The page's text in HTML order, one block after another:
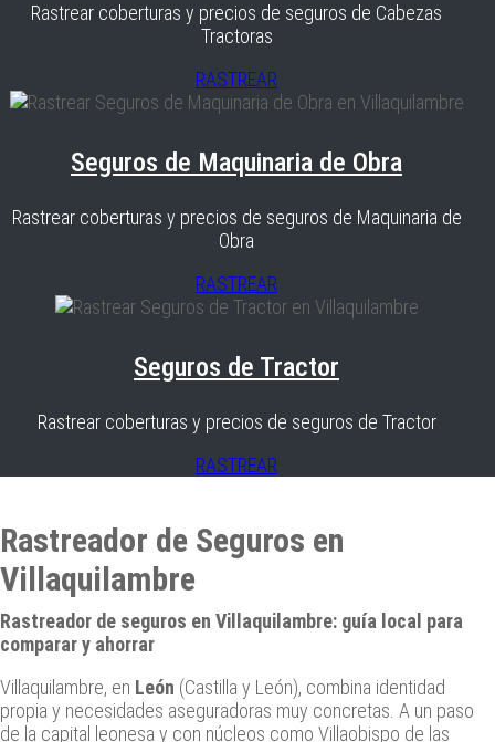
Rastrear coberturas y precios de seguros de Cabezas
Tractoras
RASTREAR
Seguros de Maquinaria de Obra
Rastrear coberturas y precios de seguros de Maquinaria de
Obra
RASTREAR
Seguros de Tractor
Rastrear coberturas y precios de seguros de Tractor
RASTREAR
Rastreador de Seguros en
Villaquilambre
Rastreador de seguros en Villaquilambre: guía local para
comparar y ahorrar
Villaquilambre, en León (Castilla y León), combina identidad
propia y necesidades aseguradoras muy concretas. A un paso
de la capital leonesa y con núcleos como Villaobispo de las